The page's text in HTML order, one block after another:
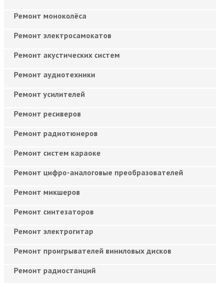
Ремонт моноколёса
Ремонт электросамокатов
Ремонт акустических систем
Ремонт аудиотехники
Ремонт усилителей
Ремонт ресиверов
Ремонт радиотюнеров
Ремонт систем караоке
Ремонт цифро-аналоговые преобразователей
Ремонт микшеров
Ремонт синтезаторов
Ремонт электрогитар
Ремонт проигрывателей виниловых дисков
Ремонт радиостанций